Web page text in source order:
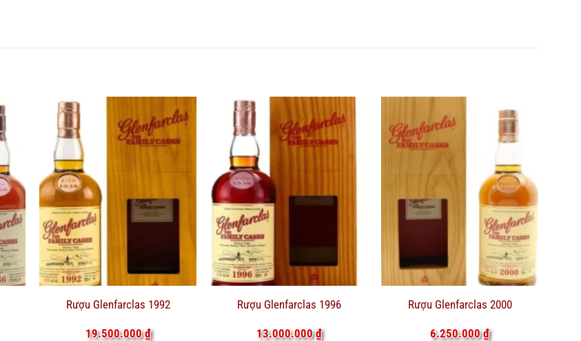
Rượu Glenfarclas 1992
19.500.000₫
Rượu Glenfarclas 1996
13.000.000₫
Rượu Glenfarclas 2000
6.250.000₫